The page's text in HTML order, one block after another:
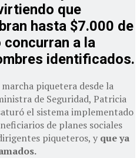
que
hasta $7.000 de
concurran a la
identificados.
piquetera desde la
de Seguridad, Patricia
el sistema implementado
de planes sociales
piqueteros, y que ya